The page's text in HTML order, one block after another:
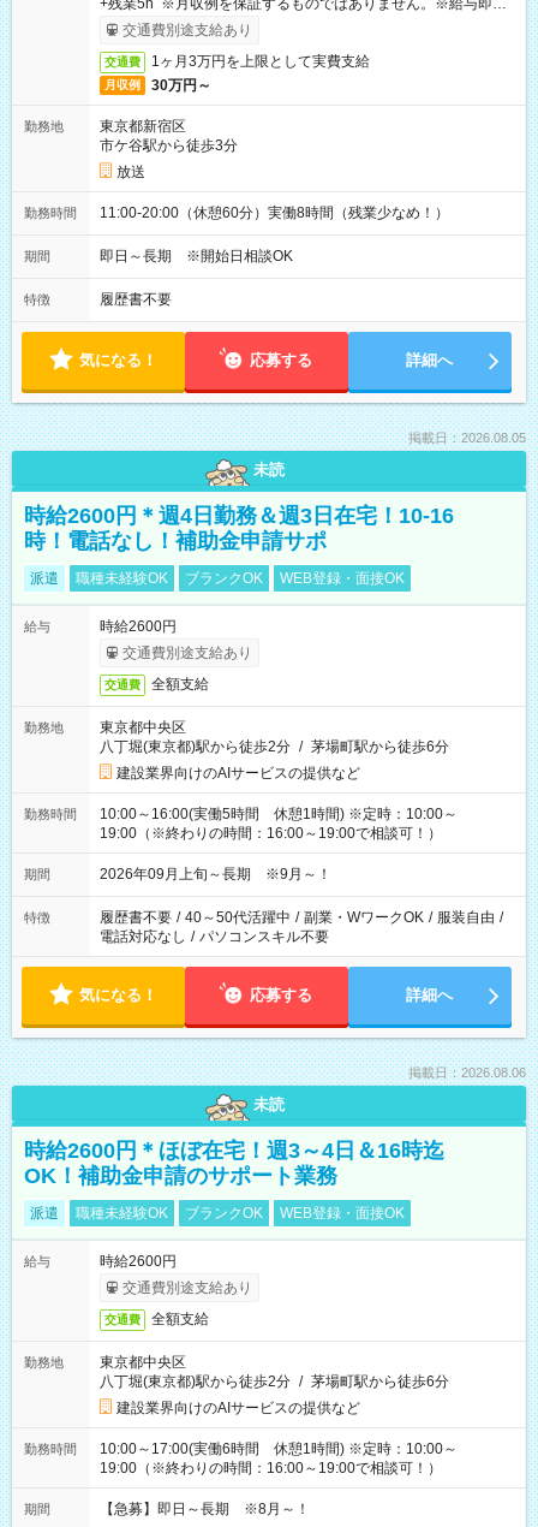
+残業5h ※月収例を保証するものではありません。※給与即受
取りサービス利用可（利用条件有）
交通費別途支給あり
交通費 1ヶ月3万円を上限として実費支給
月収例 30万円～
勤務地
東京都新宿区
市ケ谷駅から徒歩3分
放送
勤務時間 11:00-20:00（休憩60分）実働8時間（残業少なめ！）
期間 即日～長期 ※開始日相談OK
特徴 履歴書不要
気になる！ 応募する 詳細へ
掲載日：2026.08.05
未読
時給2600円＊週4日勤務＆週3日在宅！10-16
時！電話なし！補助金申請サポ
派遣 職種未経験OK ブランクOK WEB登録・面接OK
給与
時給2600円
交通費別途支給あり
交通費 全額支給
勤務地
東京都中央区
八丁堀(東京都)駅から徒歩2分 / 茅場町駅から徒歩6分
建設業界向けのAIサービスの提供など
勤務時間
10:00～16:00(実働5時間 休憩1時間) ※定時：10:00～
19:00（※終わりの時間：16:00～19:00で相談可！）
期間 2026年09月上旬～長期 ※9月～！
特徴 履歴書不要 / 40～50代活躍中 / 副業・WワークOK / 服装自由 /
電話対応なし / パソコンスキル不要
気になる！ 応募する 詳細へ
掲載日：2026.08.06
未読
時給2600円＊ほぼ在宅！週3～4日＆16時迄
OK！補助金申請のサポート業務
派遣 職種未経験OK ブランクOK WEB登録・面接OK
給与
時給2600円
交通費別途支給あり
交通費 全額支給
勤務地
東京都中央区
八丁堀(東京都)駅から徒歩2分 / 茅場町駅から徒歩6分
建設業界向けのAIサービスの提供など
勤務時間
10:00～17:00(実働6時間 休憩1時間) ※定時：10:00～
19:00（※終わりの時間：16:00～19:00で相談可！）
期間 【急募】即日～長期 ※8月～！